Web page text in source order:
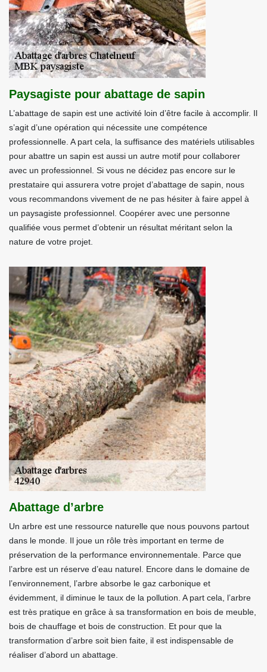
Paysagiste pour abattage de sapin
L’abattage de sapin est une activité loin d’être facile à accomplir. Il
s’agit d’une opération qui nécessite une compétence
professionnelle. A part cela, la suffisance des matériels utilisables
pour abattre un sapin est aussi un autre motif pour collaborer
avec un professionnel. Si vous ne décidez pas encore sur le
prestataire qui assurera votre projet d’abattage de sapin, nous
vous recommandons vivement de ne pas hésiter à faire appel à
un paysagiste professionnel. Coopérer avec une personne
qualifiée vous permet d’obtenir un résultat méritant selon la
nature de votre projet.
Abattage d’arbre
Un arbre est une ressource naturelle que nous pouvons partout
dans le monde. Il joue un rôle très important en terme de
préservation de la performance environnementale. Parce que
l’arbre est un réserve d’eau naturel. Encore dans le domaine de
l’environnement, l’arbre absorbe le gaz carbonique et
évidemment, il diminue le taux de la pollution. A part cela, l’arbre
est très pratique en grâce à sa transformation en bois de meuble,
bois de chauffage et bois de construction. Et pour que la
transformation d’arbre soit bien faite, il est indispensable de
réaliser d’abord un abattage.